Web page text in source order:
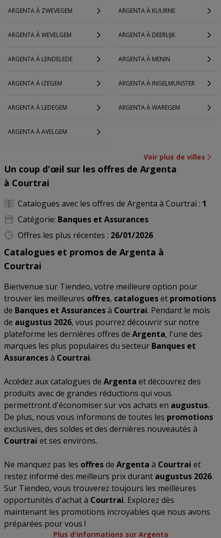
ARGENTA À ZWEVEGEM ARGENTA À KUURNE
ARGENTA À WEVELGEM ARGENTA À DEERLIJK
ARGENTA À LENDELEDE ARGENTA À MENIN
ARGENTA À IZEGEM ARGENTA À INGELMUNSTER
ARGENTA À LEDEGEM ARGENTA À WAREGEM
ARGENTA À AVELGEM
Voir plus de villes
Un coup d'œil sur les offres de Argenta
à Courtrai
Catalogues avec les offres de Argenta à Courtrai : 1
Catégorie: Banques et Assurances
Offres les plus récentes : 26/01/2026
Catalogues et promos de Argenta à
Courtrai
Bienvenue sur Tiendeo, votre meilleure option pour
trouver les meilleures offres, catalogueset promotions
de Banques et Assurancesà Courtrai. Pendant le mois
de augustus 2026, vous pourrez découvrir sur notre
plateforme les dernières offres de Argenta, l'une des
marques les plus populaires du secteur Banques et
Assurancesà Courtrai.
Accédez aux catalogues de Argenta et découvrez des
produits avec de grandes réductions qui vous
permettront d'économiser sur vos achats en augustus.
De plus, nous vous informons de toutes les promotions
exclusives, des soldes et des dernières nouveautés à
Courtrai et ses environs.
Ne manquez pas les offresde Argenta à Courtrai et
restez informé des meilleurs prix durant augustus 2026.
Sur Tiendeo, vous trouverez toujours les meilleures
opportunités d'achat à Courtrai. Explorez dès
maintenant les promotions incroyables que nous avons
préparées pour vous !
Plus d'informations sur Argenta